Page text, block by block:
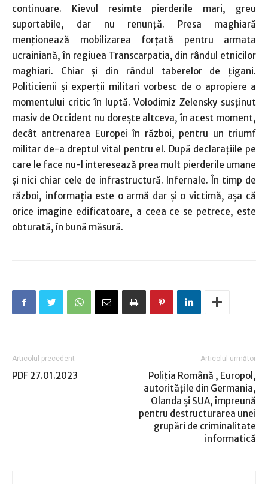
continuare. Kievul resimte pierderile mari, greu
suportabile, dar nu renunţă. Presa maghiară
menţionează mobilizarea forţată pentru armata
ucrainiană, în regiuea Transcarpatia, din rândul etnicilor
maghiari. Chiar şi din rândul taberelor de ţigani.
Politicienii şi experţii militari vorbesc de o apropiere a
momentului critic în luptă. Volodimiz Zelensky susţinut
masiv de Occident nu doreşte altceva, în acest moment,
decât antrenarea Europei în război, pentru un triumf
militar de-a dreptul vital pentru el. După declaraţiile pe
care le face nu-l interesează prea mult pierderile umane
şi nici chiar cele de infrastructură. Infernale. În timp de
război, informaţia este o armă dar şi o victimă, aşa că
orice imagine edificatoare, a ceea ce se petrece, este
obturată, în bună măsură.
Articolul precedent
PDF 27.01.2023
Articolul următor
Poliţia Română , Europol,
autorităţile din Germania,
Olanda şi SUA, împreună
pentru destructurarea unei
grupări de criminalitate
informatică